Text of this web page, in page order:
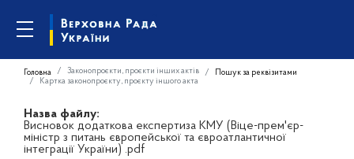
Головна Законопроєкти, проєкти інших актів
Пошук за реквізитами
Картка законопроєкту, проєкту іншого акта
Назва файлу:
Висновок додаткова експертиза КМУ (Віце-прем'єр-
міністр з питань європейської та євроатлантичної
інтеграції України) .pdf